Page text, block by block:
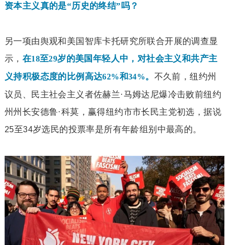
资本主义真的是“历史的终结”吗？
另一项由舆观和美国智库卡托研究所联合开展的调查显
示， 在18至29岁的美国年轻人中，对社会主义和共产主
义持积极态度的比例高达62%和34%。 不久前，纽约州
议员、民主社会主义者佐赫兰·马姆达尼爆冷击败前纽约
州州长安德鲁·科莫，赢得纽约市市长民主党初选，据说
25至34岁选民的投票率是所有年龄组别中最高的。